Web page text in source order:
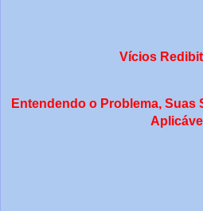
Vícios
Entendendo o Problema, Suas
Aplicável